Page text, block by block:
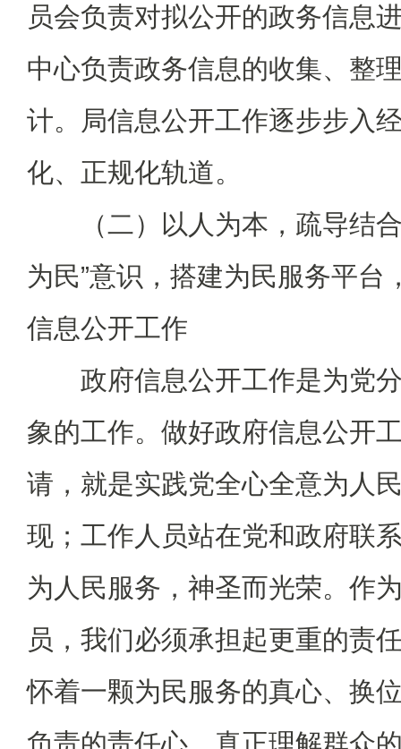
员会负责对拟公开的政务信息
中心负责政务信息的收集、整
计。局信息公开工作逐步步入
化、正规化轨道。
（二）以人为本，疏导结合
为民”意识，搭建为民服务平台
信息公开工作
政府信息公开工作是为党分
象的工作。做好政府信息公开
请，就是实践党全心全意为人
现；工作人员站在党和政府联
为人民服务，神圣而光荣。作
员，我们必须承担起更重的责
怀着一颗为民服务的真心、换
负责的责任心，真正理解群众